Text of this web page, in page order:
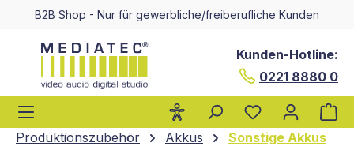
springen
B2B Shop - Nur für gewerbliche/freiberufliche Kunden
Kunden-Hotline:
0221 8880 0
Produktionszubehör
Akkus Sonstige Akkus